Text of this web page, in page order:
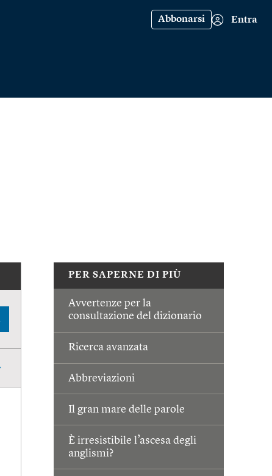
Abbonarsi Entra
PER SAPERNE DI PIÙ
Avvertenze per la
consultazione del dizionario
Ricerca avanzata
Abbreviazioni
Il gran mare delle parole
È irresistibile l’ascesa degli
anglismi?